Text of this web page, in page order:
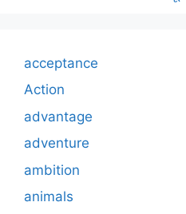
acceptance
Action
advantage
adventure
ambition
animals